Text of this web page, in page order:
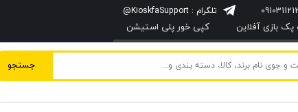
جستجو
بازی آفلاین کپی خور پلی استیشن
تلگرام : KioskfaSupport@